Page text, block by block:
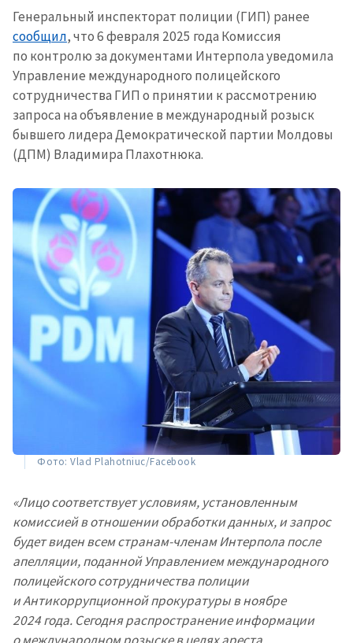
Генеральный инспекторат полиции (ГИП) ранее
сообщил, что 6 февраля 2025 года Комиссия
по контролю за документами Интерпола уведомила
Управление международного полицейского
сотрудничества ГИП о принятии к рассмотрению
запроса на объявление в международный розыск
бывшего лидера Демократической партии Молдовы
(ДПМ) Владимира Плахотнюка.
Фото: Vlad Plahotniuc/Facebook
«Лицо соответствует условиям, установленным
комиссией в отношении обработки данных, и запрос
будет виден всем странам-членам Интерпола после
апелляции, поданной Управлением международного
полицейского сотрудничества полиции
и Антикоррупционной прокуратуры в ноябре
2024 года. Сегодня распространение информации
МОЯ НОВОСТЬ